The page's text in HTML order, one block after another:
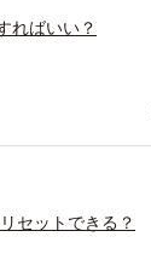
ればいい？
セットできる？